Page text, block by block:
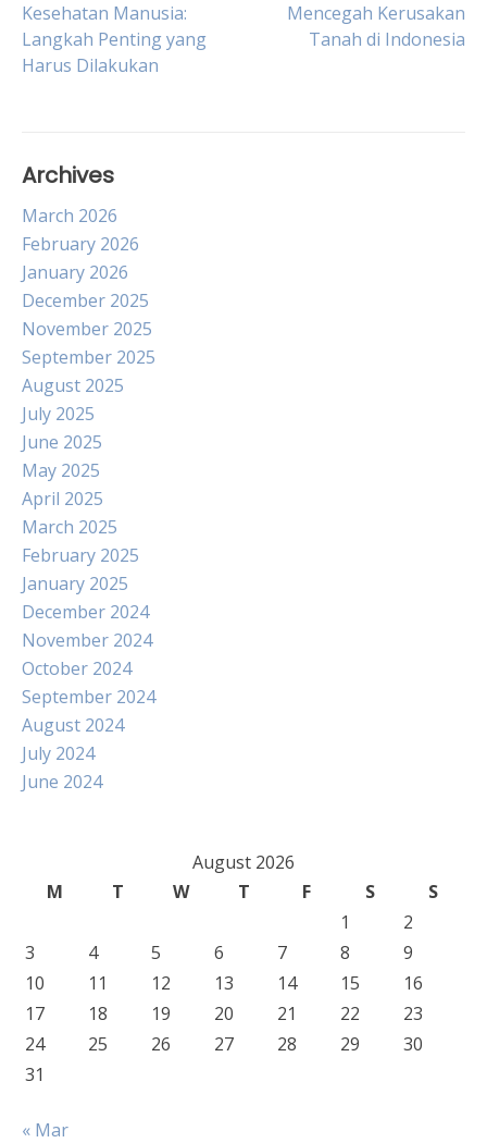
navigation
Kesehatan Manusia:
Langkah Penting yang
Harus Dilakukan
Mencegah Kerusakan
Tanah di Indonesia
Archives
March 2026
February 2026
January 2026
December 2025
November 2025
September 2025
August 2025
July 2025
June 2025
May 2025
April 2025
March 2025
February 2025
January 2025
December 2024
November 2024
October 2024
September 2024
August 2024
July 2024
June 2024
August 2026
M
T W T F S
S
1
2
3
4 5 6 7 8
9
10
11 12 13 14 15
16
17
18 19 20 21 22
23
24
25 26 27 28 29
30
31
« Mar